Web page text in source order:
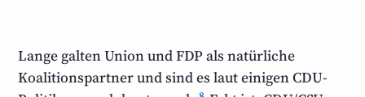
Lange galten Union und FDP als natürliche
Koalitions­partner und sind es laut einigen CDU-